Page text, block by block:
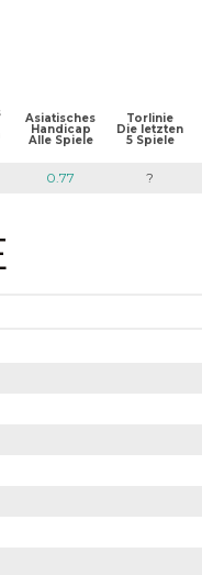
Asiatisches
Handicap
Alle Spiele
Torlinie
Die letzten
5 Spiele
0.77 ?